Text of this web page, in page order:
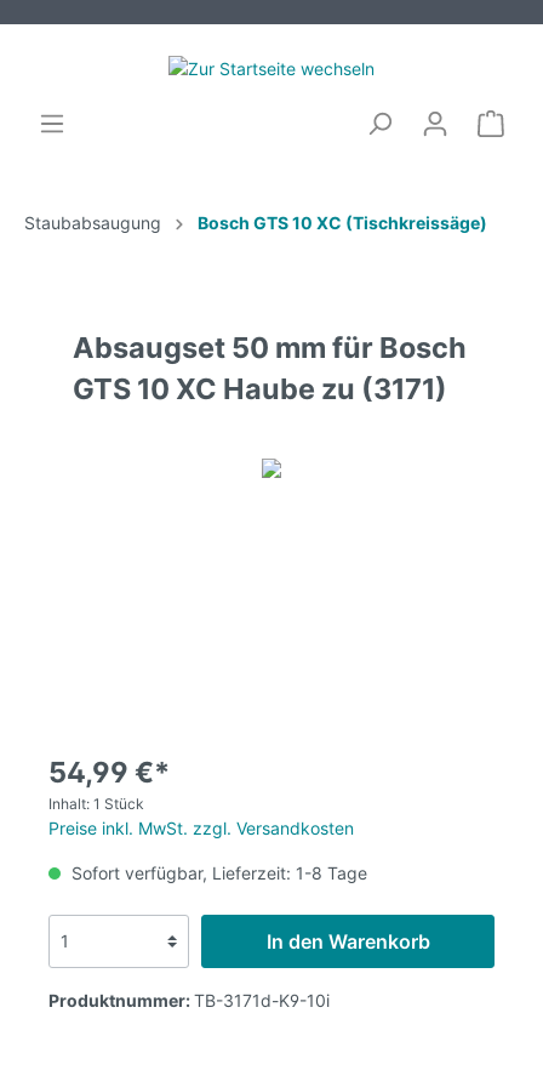
Staubabsaugung Bosch GTS 10 XC (Tischkreissäge)
Absaugset 50 mm für Bosch
GTS 10 XC Haube zu (3171)
54,99 €*
Inhalt: 1 Stück
Preise inkl. MwSt. zzgl. Versandkosten
Sofort verfügbar, Lieferzeit: 1-8 Tage
In den Warenkorb
Produktnummer:TB-3171d-K9-10i